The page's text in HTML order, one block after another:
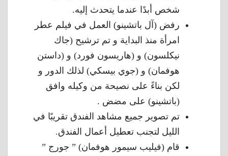
شخص أبدًا عندما يتحدث إليه.
رفض (آل باتشينو) العمل في فيلم عطر
امرأة منذ البداية و تم ترشيح (جاك
نيكلسون) و (هاريسون فورد) و (داستن
هوفمان) و (جوي بيسكي) لذلك الدور و
لكن بناءً على نصيحة من وكيله وافق
(باتشينو) على مضض .
تم تصوير جميع مشاهد الفندق تقريبًا في
الليل لتجنب تعطيل أعمال الفندق.
قام (فيليب سيمور هوفمان) ” جورج ”